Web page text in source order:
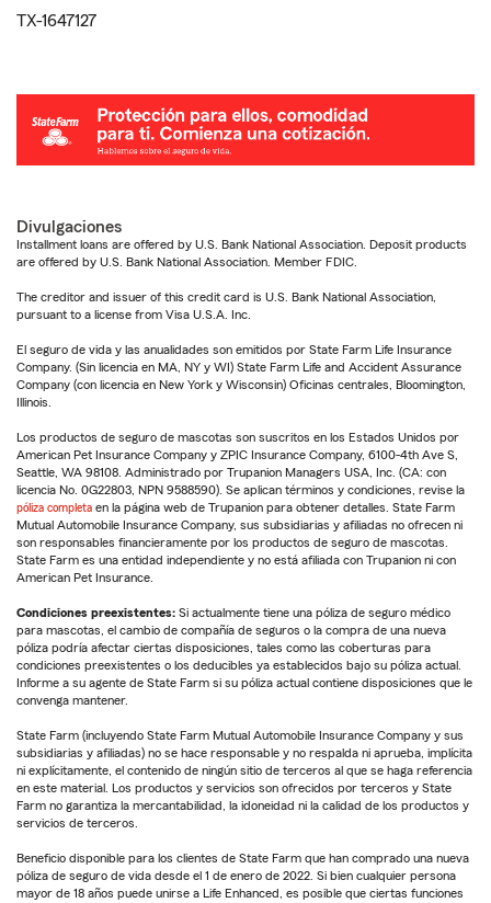
TX-1647127
Divulgaciones
Installment loans are offered by U.S. Bank National Association. Deposit products
are offered by U.S. Bank National Association. Member FDIC.
The creditor and issuer of this credit card is U.S. Bank National Association,
pursuant to a license from Visa U.S.A. Inc.
El seguro de vida y las anualidades son emitidos por State Farm Life Insurance
Company. (Sin licencia en MA, NY y WI) State Farm Life and Accident Assurance
Company (con licencia en New York y Wisconsin) Oficinas centrales, Bloomington,
Illinois.
Los productos de seguro de mascotas son suscritos en los Estados Unidos por
American Pet Insurance Company y ZPIC Insurance Company, 6100-4th Ave S,
Seattle, WA 98108. Administrado por Trupanion Managers USA, Inc. (CA: con
licencia No. 0G22803, NPN 9588590). Se aplican términos y condiciones, revise la
póliza completa en la página web de Trupanion para obtener detalles. State Farm
Mutual Automobile Insurance Company, sus subsidiarias y afiliadas no ofrecen ni
son responsables financieramente por los productos de seguro de mascotas.
State Farm es una entidad independiente y no está afiliada con Trupanion ni con
American Pet Insurance.
Condiciones preexistentes: Si actualmente tiene una póliza de seguro médico
para mascotas, el cambio de compañía de seguros o la compra de una nueva
póliza podría afectar ciertas disposiciones, tales como las coberturas para
condiciones preexistentes o los deducibles ya establecidos bajo su póliza actual.
Informe a su agente de State Farm si su póliza actual contiene disposiciones que le
convenga mantener.
State Farm (incluyendo State Farm Mutual Automobile Insurance Company y sus
subsidiarias y afiliadas) no se hace responsable y no respalda ni aprueba, implícita
ni explícitamente, el contenido de ningún sitio de terceros al que se haga referencia
en este material. Los productos y servicios son ofrecidos por terceros y State
Farm no garantiza la mercantabilidad, la idoneidad ni la calidad de los productos y
servicios de terceros.
Beneficio disponible para los clientes de State Farm que han comprado una nueva
póliza de seguro de vida desde el 1 de enero de 2022. Si bien cualquier persona
mayor de 18 años puede unirse a Life Enhanced, es posible que ciertas funciones